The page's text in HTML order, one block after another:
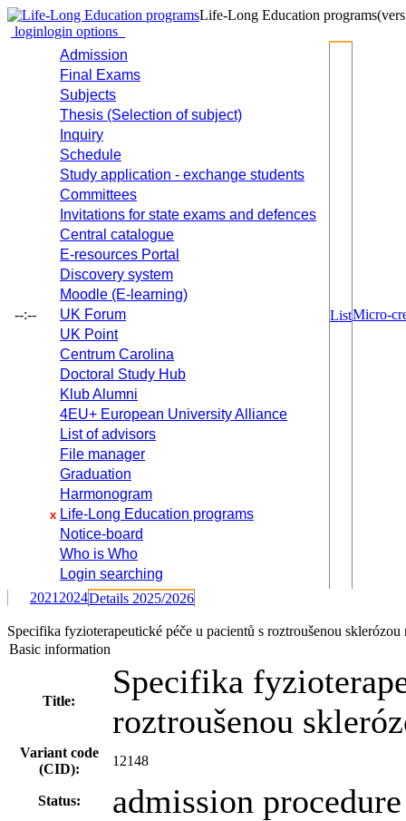
Life-Long Education programs
loginlogin options
--:--
Admission
Final Exams
Subjects
Thesis (Selection of subject)
Inquiry
Schedule
Study application - exchange students
Committees
Invitations for state exams and defences
Central catalogue
E-resources Portal
Discovery system
Moodle (E-learning)
UK Forum
UK Point
Centrum Carolina
Doctoral Study Hub
Klub Alumni
4EU+ European University Alliance
List of advisors
File manager
Graduation
Harmonogram
x Life-Long Education programs
Notice-board
Who is Who
Login searching
ListMicro-
2021 2024Details 2025/2026
Specifika fyzioterapeutické péče u pacientů s roztroušenou
Basic information
Title:
Specifika
roztroušenou
Variant code
(CID):
12148
Status: admission